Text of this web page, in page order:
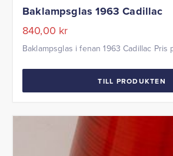
Baklampsglas 1963 Cadillac
840,00 kr
Baklampsglas i fenan 1963 Cadillac Pris
TILL PRODUKTEN